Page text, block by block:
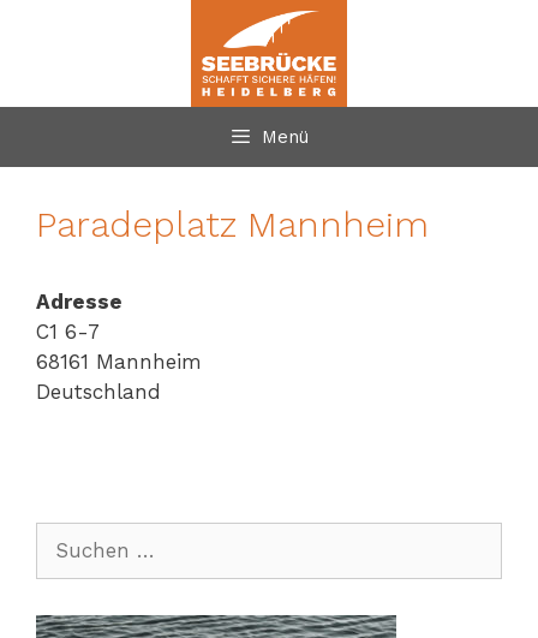
Menü
Paradeplatz Mannheim
Adresse
C1 6-7
68161 Mannheim
Deutschland
nach: